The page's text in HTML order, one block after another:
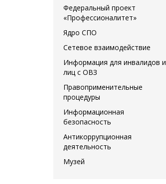
Федеральный проект
«Профессионалитет»
Ядро СПО
Сетевое взаимодействие
Информация для инвалидов и
лиц с ОВЗ
Правоприменительные
процедуры
Информационная
безопасность
Антикоррупционная
деятельность
Музей